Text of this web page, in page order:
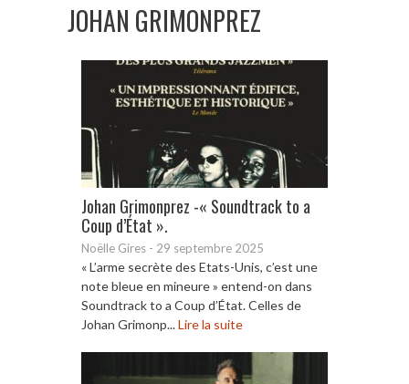
JOHAN GRIMONPREZ
Johan Grimonprez -« Soundtrack to a
Coup d’État ».
Noëlle Gires - 29 septembre 2025
« L’arme secrète des Etats-Unis, c’est une
note bleue en mineure » entend-on dans
Soundtrack to a Coup d’État. Celles de
Johan Grimonp...Lire la suite